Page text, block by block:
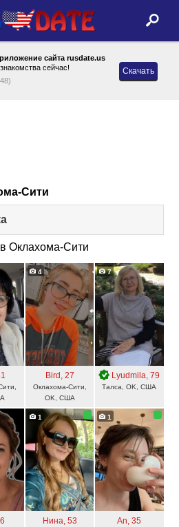
сайта rusdate.us
сейчас!
Скачать
Сити
to
expand
contents
Оклахома-Сити
4
Bird , 27
Оклахома-Сити,
OK, США
7
Lyudmila, 79
Талса, OK, США
1
Нина, 53
1
An, 35